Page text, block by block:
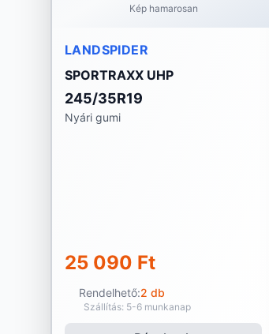
Kép hamarosan
LANDSPIDER
SPORTRAXX UHP
245/35R19
Nyári gumi
25 090 Ft
Rendelhető:2 db
Szállítás: 5-6 munkanap